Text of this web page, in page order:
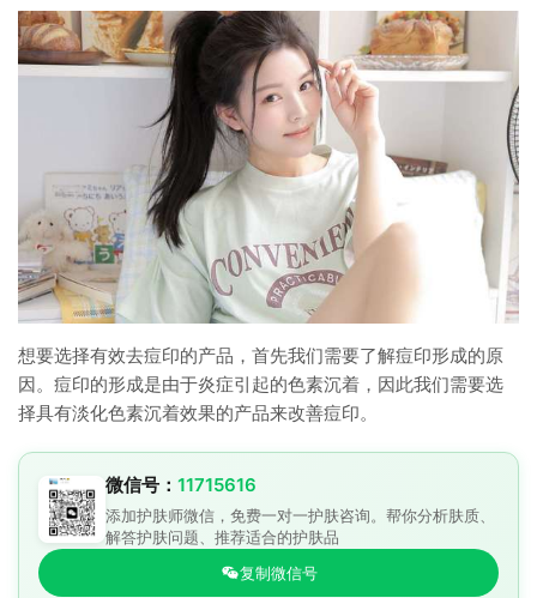
想要选择有效去痘印的产品，首先我们需要了解痘印形成的原
因。痘印的形成是由于炎症引起的色素沉着，因此我们需要选
择具有淡化色素沉着效果的产品来改善痘印。
微信号： 11715616
添加护肤师微信，免费一对一护肤咨询。帮你分析肤质、
解答护肤问题、推荐适合的护肤品
复制微信号